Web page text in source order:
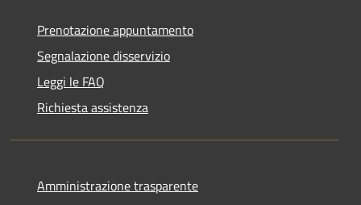
Prenotazione appuntamento
Segnalazione disservizio
Leggi le FAQ
Richiesta assistenza
Amministrazione trasparente